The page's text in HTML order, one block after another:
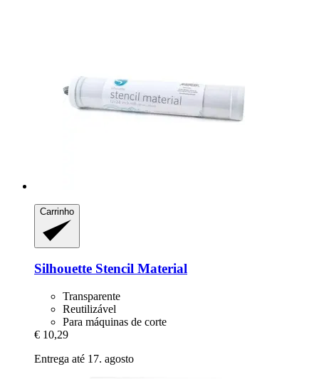
Carrinho
Silhouette Stencil Material
Transparente
Reutilizável
Para máquinas de corte
€ 10,29
Entrega até 17. agosto